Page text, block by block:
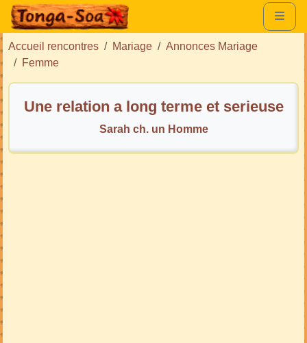
Accueil rencontres Mariage
Annonces Mariage
Femme
Une relation a long terme et serieuse
Sarah ch. un Homme